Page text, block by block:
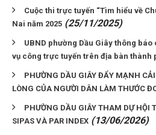
Cuộc thi trực tuyến “Tìm hiểu về
Nai năm 2025 (25/11/2025)
UBND phường Dầu Giây thông
vụ công trực tuyến trên địa bàn thành
PHƯỜNG DẦU GIÂY ĐẨY MẠNH
LÒNG CỦA NGƯỜI DÂN LÀM THƯỚC
PHƯỜNG DẦU GIÂY THAM DỰ HỘI
SIPAS VÀ PAR INDEX (13/06/2026)